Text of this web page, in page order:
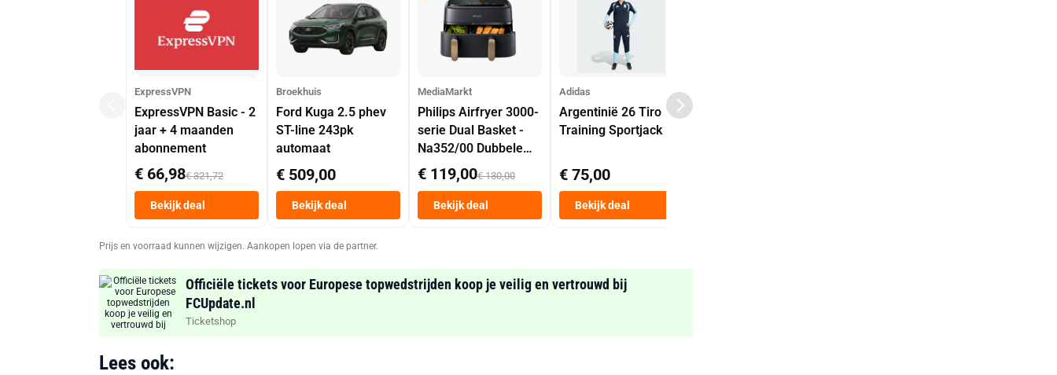
ExpressVPN
ExpressVPN Basic - 2
jaar + 4 maanden
abonnement
€ 66,98€ 321,72
Bekijk deal
Broekhuis
Ford Kuga 2.5 phev
ST-line 243pk
automaat
€ 509,00
Bekijk deal
MediaMarkt
Philips Airfryer 3000-
serie Dual Basket -
Na352/00 Dubbele
Mand 9 L Tot 6
Personen
Heteluchtfriteuse
Zwart
€ 119,00€ 130,00
Bekijk deal
Adidas
Argentinië 26 Tiro
Training Sportjack
€ 75,00
Bekijk deal
Prijs en voorraad kunnen wijzigen. Aankopen lopen via de partner.
Officiële tickets voor Europese topwedstrijden koop je veilig en vertrouwd bij
FCUpdate.nl
Ticketshop
Lees ook: